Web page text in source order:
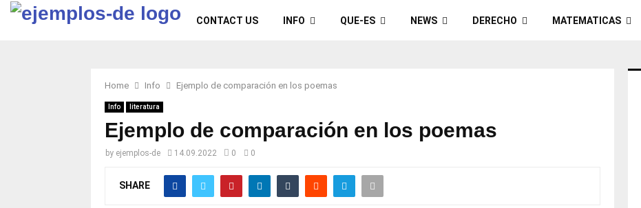
CONTACT US INFO QUE-ES NEWS DERECHO MATEMATICAS
Home Info Ejemplo de comparación en los poemas
Info literatura
Ejemplo de comparación en los poemas
by ejemplos-de 14.09.2022 0 0
SHARE